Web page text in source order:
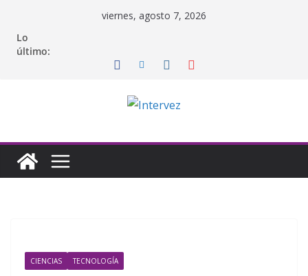
contenido
viernes, agosto 7, 2026
Lo
último:
CIENCIAS TECNOLOGÍA